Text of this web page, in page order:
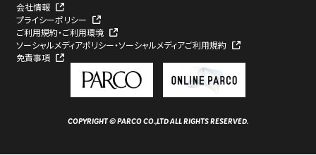
会社情報
プライシーポリシー
ご利用規約・ご利用環境
ソーシャルメディアポリシー・ソーシャルメディアご利用規約
免責事項
COPYRIGHT © PARCO CO.,LTD ALL RIGHTS RESERVED.